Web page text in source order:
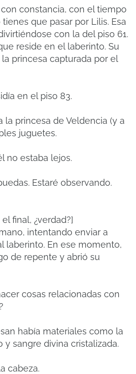
constancia, con el tiempo
que pasar por Lilis. Esa
con la del piso 61.
reside en el laberinto. Su
princesa capturada por el
en el piso 83.
la princesa de Veldencia (y a
juguetes.
no estaba lejos.
Estaré observando.
final, ¿verdad?]
intentando enviar a
laberinto. En ese momento,
de repente y abrió su
cosas relacionadas con
había materiales como la
y sangre divina cristalizada.
cabeza.